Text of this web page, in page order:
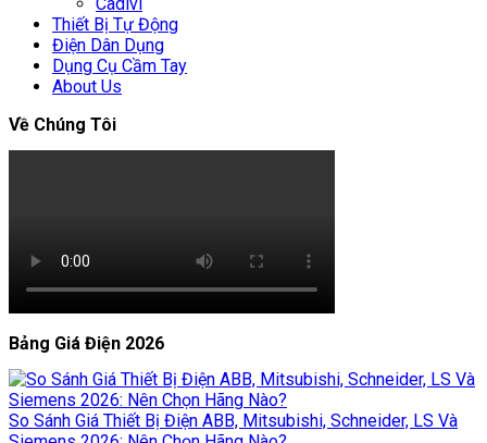
Thiết Bị Tự Động
Điện Dân Dụng
Dụng Cụ Cầm Tay
About Us
Về Chúng Tôi
Bảng Giá Điện 2026
So Sánh Giá Thiết Bị Điện ABB, Mitsubishi, Schneider, LS Và